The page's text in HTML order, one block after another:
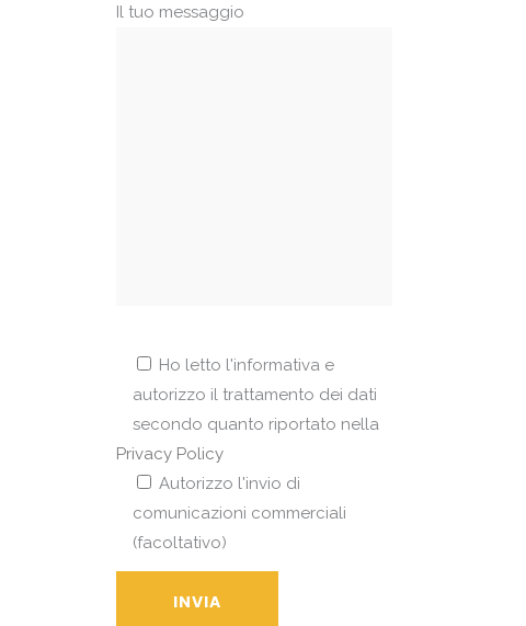
Il tuo messaggio
Ho letto l'informativa e
autorizzo il trattamento dei dati
secondo quanto riportato nella
Privacy Policy
Autorizzo l'invio di
comunicazioni commerciali
(facoltativo)